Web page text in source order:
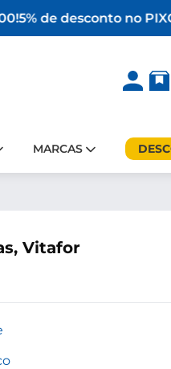
5% de desconto no PIXO
MARCAS
Vitafor